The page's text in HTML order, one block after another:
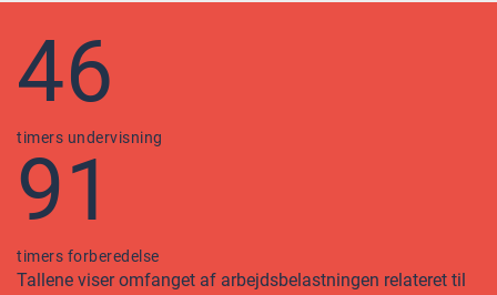
46
timers undervisning
91
timers forberedelse
Tallene viser omfanget af arbejdsbelastningen relateret til